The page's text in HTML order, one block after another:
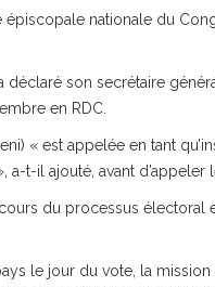
épiscopale nationale du
son secrétaire
en RDC.
« est appelée en tant
t-il ajouté, avant
du processus
le jour du vote, la